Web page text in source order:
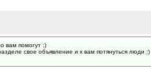
вам помогут :)
свое объявление и к вам потянуться люди :)